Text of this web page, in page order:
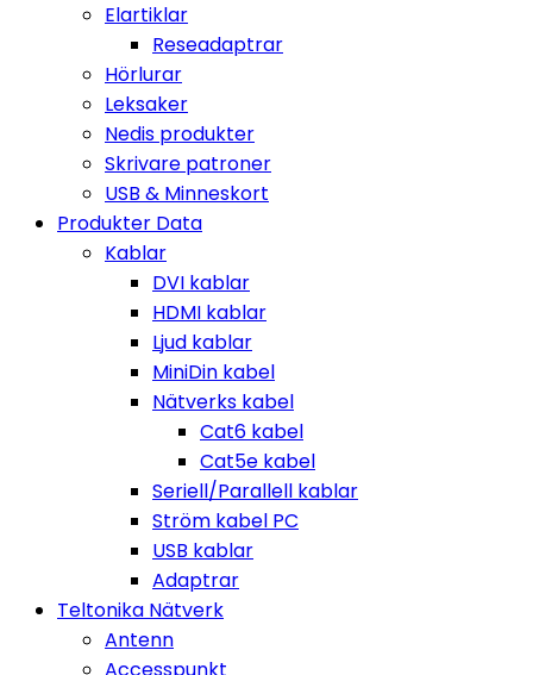
Elartiklar
Reseadaptrar
Hörlurar
Leksaker
Nedis produkter
Skrivare patroner
USB & Minneskort
Produkter Data
Kablar
DVI kablar
HDMI kablar
Ljud kablar
MiniDin kabel
Nätverks kabel
Cat6 kabel
Cat5e kabel
Seriell/Parallell kablar
Ström kabel PC
USB kablar
Adaptrar
Teltonika Nätverk
Antenn